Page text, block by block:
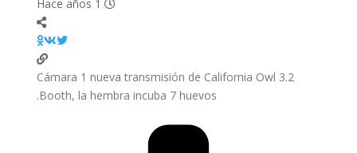
3.2 Cámara 1 nueva transmisión de California Owl
Booth, la hembra incuba 7 huevos.